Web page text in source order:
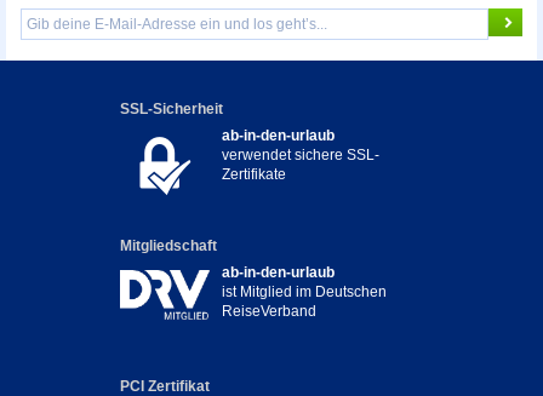
SSL-Sicherheit
ab-in-den-urlaub
verwendet sichere SSL-
Zertifikate
Mitgliedschaft
ab-in-den-urlaub
ist Mitglied im Deutschen
ReiseVerband
PCI Zertifikat